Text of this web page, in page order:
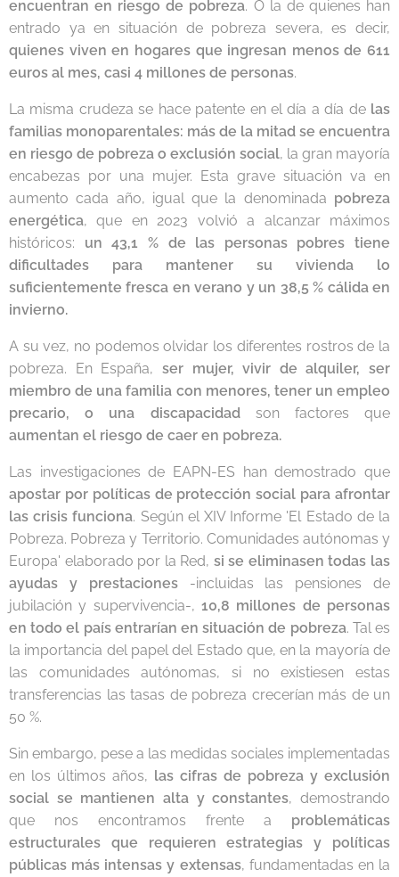
encuentran en riesgo de pobreza. O la de quienes han
entrado ya en situación de pobreza severa, es decir,
quienes viven en hogares que ingresan menos de 611
euros al mes, casi 4 millones de personas.
La misma crudeza se hace patente en el día a día de las
familias monoparentales: más de la mitad se encuentra
en riesgo de pobreza o exclusión social, la gran mayoría
encabezas por una mujer. Esta grave situación va en
aumento cada año, igual que la denominada pobreza
energética, que en 2023 volvió a alcanzar máximos
históricos: un 43,1 % de las personas pobres tiene
dificultades para mantener su vivienda lo
suficientemente fresca en verano y un 38,5 % cálida en
invierno.
A su vez, no podemos olvidar los diferentes rostros de la
pobreza. En España, ser mujer, vivir de alquiler, ser
miembro de una familia con menores, tener un empleo
precario, o una discapacidadson factores que
aumentan el riesgo de caer en pobreza.
Las investigaciones de EAPN-ES han demostrado que
apostar por políticas de protección social para afrontar
las crisis funciona. Según el XIV Informe 'El Estado de la
Pobreza. Pobreza y Territorio. Comunidades autónomas y
Europa' elaborado por la Red, si se eliminasen todas las
ayudas y prestaciones-incluidas las pensiones de
jubilación y supervivencia-, 10,8 millones de personas
en todo el país entrarían en situación de pobreza. Tal es
la importancia del papel del Estado que, en la mayoría de
las comunidades autónomas, si no existiesen estas
transferencias las tasas de pobreza crecerían más de un
50 %.
Sin embargo, pese a las medidas sociales implementadas
en los últimos años, las cifras de pobreza y exclusión
social se mantienen alta y constantes, demostrando
que nos encontramos frente a problemáticas
estructurales que requieren estrategias y políticas
públicas más intensas y extensas, fundamentadas en la